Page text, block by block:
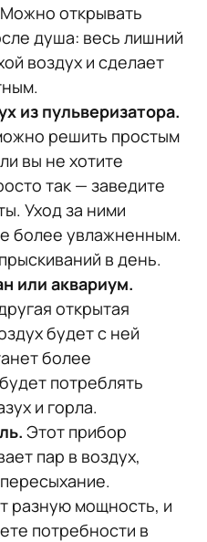
открывать
душа: весь лишний
воздух и сделает
из пульверизатора.
решить простым
вы не хотите
так — заведите
Уход за ними
более увлажненным.
в день.
или аквариум.
открытая
будет с ней
более
потреблять
и горла.
Этот прибор
пар в воздух,
разную мощность, и
потребности в